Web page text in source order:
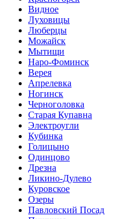
Видное
Луховицы
Люберцы
Можайск
Мытищи
Наро-Фоминск
Верея
Апрелевка
Ногинск
Черноголовка
Старая Купавна
Электроугли
Кубинка
Голицыно
Одинцово
Дрезна
Ликино-Дулево
Куровское
Озеры
Павловский Посад